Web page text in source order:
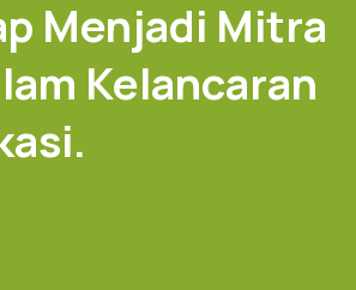
Menjadi Mitra
Kelancaran